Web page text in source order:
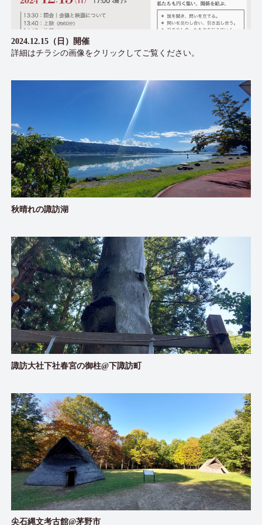
2024.12.15（日）開催
詳細はチラシの画像をクリックしてご覧ください。
秋晴れの諏訪湖
諏訪大社下社春宮の御柱@下諏訪町
尖石縄文考古館@茅野市